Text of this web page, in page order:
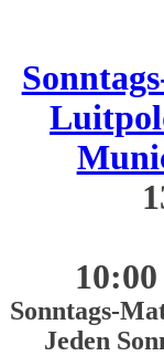
Sonntags-
Jeden